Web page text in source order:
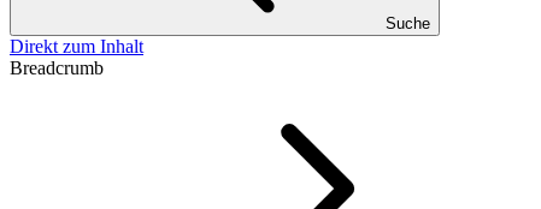
Suche
Direkt zum Inhalt
Breadcrumb